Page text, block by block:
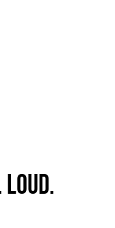
Loud.